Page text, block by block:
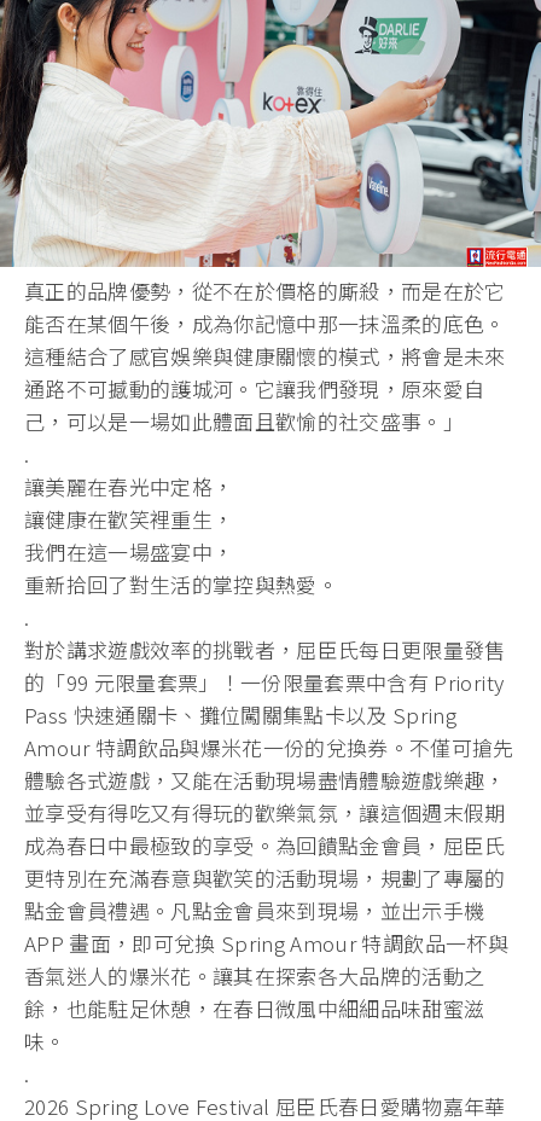
真正的品牌優勢，從不在於價格的廝殺，而是在於它
能否在某個午後，成為你記憶中那一抹溫柔的底色。
這種結合了感官娛樂與健康關懷的模式，將會是未來
通路不可撼動的護城河。它讓我們發現，原來愛自
己，可以是一場如此體面且歡愉的社交盛事。」
.
讓美麗在春光中定格，
讓健康在歡笑裡重生，
我們在這一場盛宴中，
重新拾回了對生活的掌控與熱愛。
.
對於講求遊戲效率的挑戰者，屈臣氏每日更限量發售
的「99 元限量套票」！一份限量套票中含有 Priority
Pass 快速通關卡、攤位闖關集點卡以及 Spring
Amour 特調飲品與爆米花一份的兌換券。不僅可搶先
體驗各式遊戲，又能在活動現場盡情體驗遊戲樂趣，
並享受有得吃又有得玩的歡樂氣氛，讓這個週末假期
成為春日中最極致的享受。為回饋點金會員，屈臣氏
更特別在充滿春意與歡笑的活動現場，規劃了專屬的
點金會員禮遇。凡點金會員來到現場，並出示手機
APP 畫面，即可兌換 Spring Amour 特調飲品一杯與
香氣迷人的爆米花。讓其在探索各大品牌的活動之
餘，也能駐足休憩，在春日微風中細細品味甜蜜滋
味。
.
2026 Spring Love Festival 屈臣氏春日愛購物嘉年華